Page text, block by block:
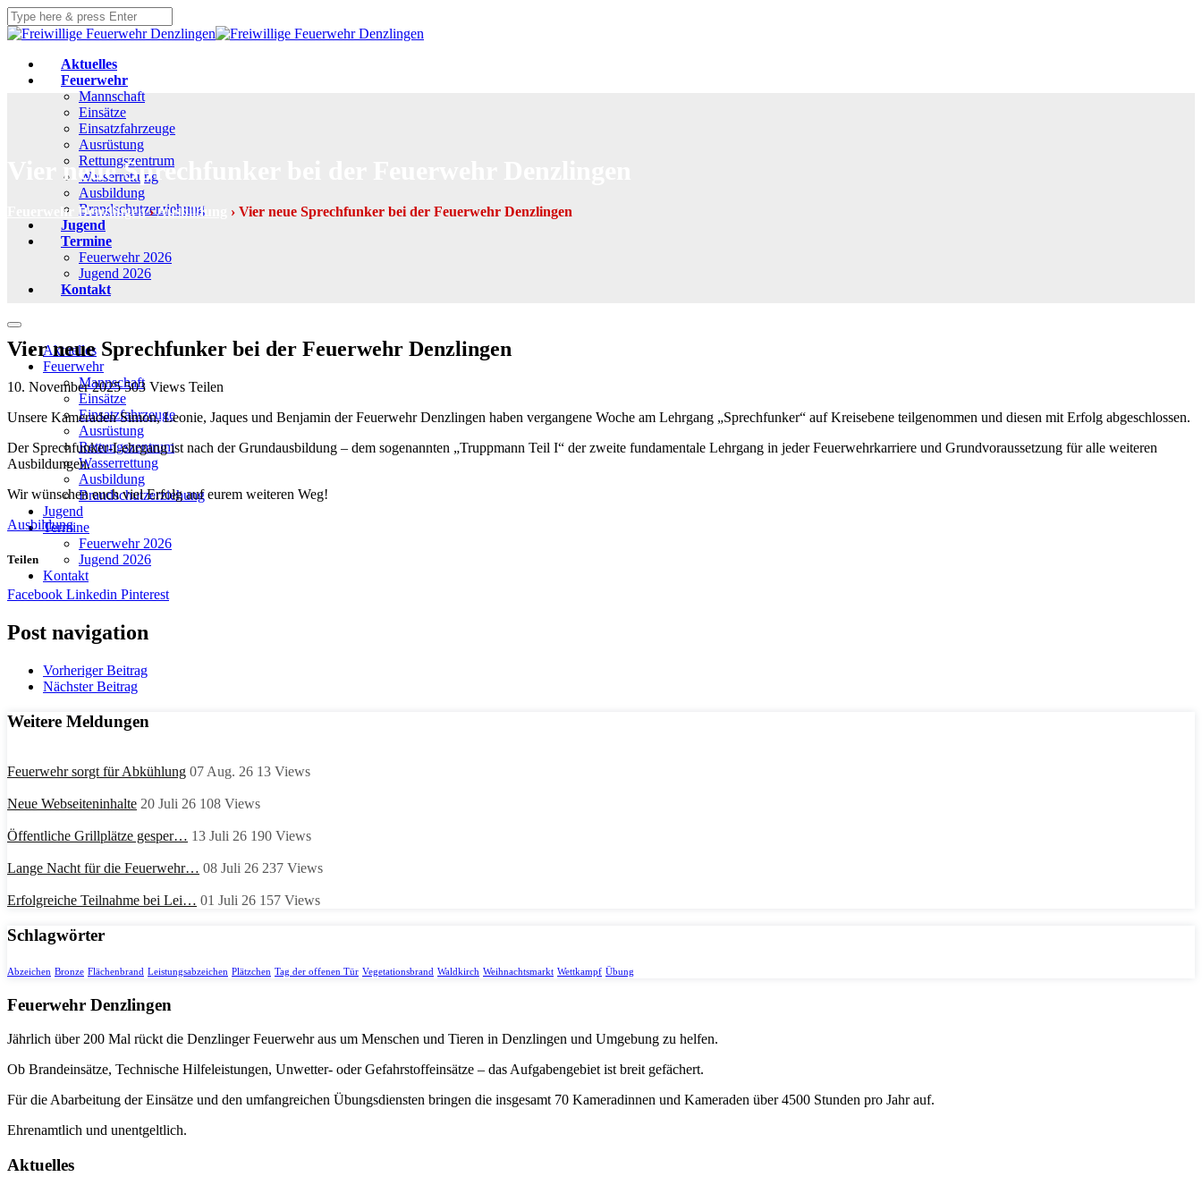
Aktuelles
Feuerwehr
Mannschaft
Einsätze
Einsatzfahrzeuge
Ausrüstung
Rettungszentrum
Wasserrettung
Ausbildung
Brandschutzerziehung
Jugend
Termine
Feuerwehr 2026
Jugend 2026
Kontakt
Aktuelles
Feuerwehr
Mannschaft
Einsätze
Einsatzfahrzeuge
Ausrüstung
Rettungszentrum
Wasserrettung
Ausbildung
Brandschutzerziehung
Jugend
Termine
Feuerwehr 2026
Jugend 2026
Kontakt
Vier neue Sprechfunker bei der Feuerwehr Denzlingen
Feuerwehr Denzlingen›Ausbildung › Vier neue Sprechfunker bei der Feuerwehr Denzlingen
Vier neue Sprechfunker bei der Feuerwehr Denzlingen
10. November 2025 503 Views Teilen
Unsere Kameraden Simon, Leonie, Jaques und Benjamin der Feuerwehr Denzlingen haben vergangene Woche am Lehrgang „Sprechfunker“ auf Kreisebene teilgenommen und diesen mit Erfolg abgeschlossen.
Der Sprechfunker-Lehrgang ist nach der Grundausbildung – dem sogenannten „Truppmann Teil I“ der zweite fundamentale Lehrgang in jeder Feuerwehrkarriere und Grundvoraussetzung für alle weiteren
Ausbildungen.
Wir wünschen euch viel Erfolg auf eurem weiteren Weg!
Ausbildung
Teilen
Facebook Linkedin Pinterest
Post navigation
Vorheriger Beitrag
Nächster Beitrag
Weitere Meldungen
Feuerwehr sorgt für Abkühlung 07 Aug. 26 13 Views
Neue Webseiteninhalte 20 Juli 26 108 Views
Öffentliche Grillplätze gesper… 13 Juli 26 190 Views
Lange Nacht für die Feuerwehr… 08 Juli 26 237 Views
Erfolgreiche Teilnahme bei Lei… 01 Juli 26 157 Views
Schlagwörter
Abzeichen Bronze Flächenbrand Leistungsabzeichen Plätzchen Tag der offenen Tür Vegetationsbrand Waldkirch Weihnachtsmarkt Wettkampf Übung
Feuerwehr Denzlingen
Jährlich über 200 Mal rückt die Denzlinger Feuerwehr aus um Menschen und Tieren in Denzlingen und Umgebung zu helfen.
Ob Brandeinsätze, Technische Hilfeleistungen, Unwetter- oder Gefahrstoffeinsätze – das Aufgabengebiet ist breit gefächert.
Für die Abarbeitung der Einsätze und den umfangreichen Übungsdiensten bringen die insgesamt 70 Kameradinnen und Kameraden über 4500 Stunden pro Jahr auf.
Ehrenamtlich und unentgeltlich.
Aktuelles